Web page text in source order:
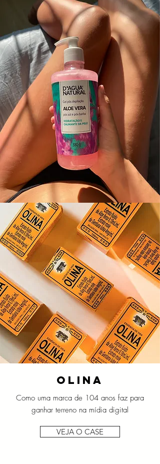
olina
Como uma marca de 104 anos faz para
ganhar terreno na mídia digital
VEJA O CASE